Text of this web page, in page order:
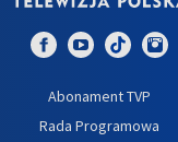
Abonament TVP
Rada Programowa